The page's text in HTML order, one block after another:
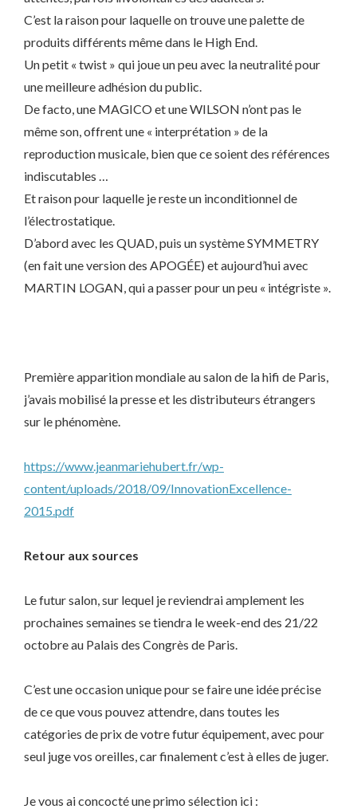
C’est la raison pour laquelle on trouve une palette de
produits différents même dans le High End.
Un petit « twist » qui joue un peu avec la neutralité pour
une meilleure adhésion du public.
De facto, une MAGICO et une WILSON n’ont pas le
même son, offrent une « interprétation » de la
reproduction musicale, bien que ce soient des références
indiscutables …
Et raison pour laquelle je reste un inconditionnel de
l’électrostatique.
D’abord avec les QUAD, puis un système SYMMETRY
(en fait une version des APOGÉE) et aujourd’hui avec
MARTIN LOGAN, qui a passer pour un peu « intégriste ».
Première apparition mondiale au salon de la hifi de Paris,
j’avais mobilisé la presse et les distributeurs étrangers
sur le phénomène.
https://www.jeanmariehubert.fr/wp-
content/uploads/2018/09/InnovationExcellence-
2015.pdf
Retour aux sources
Le futur salon, sur lequel je reviendrai amplement les
prochaines semaines se tiendra le week-end des 21/22
octobre au Palais des Congrès de Paris.
C’est une occasion unique pour se faire une idée précise
de ce que vous pouvez attendre, dans toutes les
catégories de prix de votre futur équipement, avec pour
seul juge vos oreilles, car finalement c’est à elles de juger.
Je vous ai concocté une primo sélection ici :